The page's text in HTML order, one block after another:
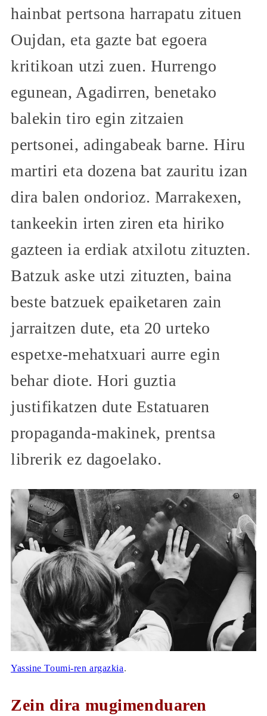
hainbat pertsona harrapatu zituen
Oujdan, eta gazte bat egoera
kritikoan utzi zuen. Hurrengo
egunean, Agadirren, benetako
balekin tiro egin zitzaien
pertsonei, adingabeak barne. Hiru
martiri eta dozena bat zauritu izan
dira balen ondorioz. Marrakexen,
tankeekin irten ziren eta hiriko
gazteen ia erdiak atxilotu zituzten.
Batzuk aske utzi zituzten, baina
beste batzuek epaiketaren zain
jarraitzen dute, eta 20 urteko
espetxe-mehatxuari aurre egin
behar diote. Hori guztia
justifikatzen dute Estatuaren
propaganda-makinek, prentsa
librerik ez dagoelako.
Yassine Toumi-ren argazkia.
Zein dira mugimenduaren